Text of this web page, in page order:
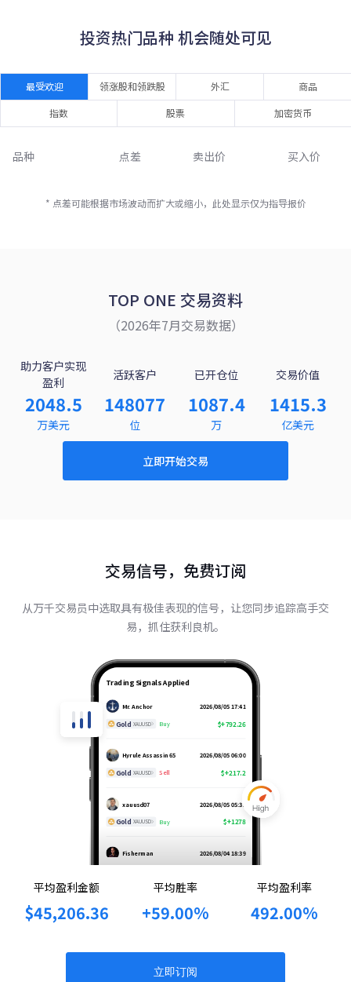
投资热门品种 机会随处可见
最受欢迎 领涨股和领跌股 外汇
商品
指数
股票 加密货币
品种 点差 卖出价 买入价
* 点差可能根据市场波动而扩大或缩小，此处显示仅为指导报价
TOP ONE 交易资料
（2026年7月交易数据）
助力客户实现
盈利
活跃客户 已开仓位 交易价值
2048.5 148077 1087.4 1415.3
万美元 位 万 亿美元
立即开始交易
交易信号，免费订阅
从万千交易员中选取具有极佳表现的信号，让您同步追踪高手交
易，抓住获利良机。
Trading Signals Applied
Gold $+874.02
Gold $+792.26
Hyrule Assassin 65 2026/08/05 06:00
Gold Sell $+217.2
Gold $+1278
Fisherman 2026/08/04 18:39
AUD/CAD AUDCAD Buy $+1076.56
XAUUSD Sell
平均盈利金额
$45,206.36
平均胜率
+59.00%
平均盈利率
492.00%
立即订阅